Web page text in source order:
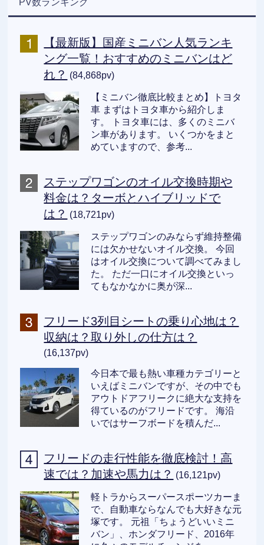
PV数ランキング
【最新版】国産ミニバン人気ランキ
ング一覧！おすすめのミニバンはど
れ？ (84,868pv)
【ミニバン徹底比較まとめ】トヨタ
車 まずはトヨタ車から紹介しま
す。 トヨタ車には、多くのミニバ
ン車があります。 いくつかをまと
めていますので、参考...
ステップワゴンのオイル交換時期や
料金は？ターボとハイブリッドで
は？ (18,721pv)
ステップワゴンのみならず維持整備
には欠かせないオイル交換。 今回
はオイル交換について調べてみまし
た。 ただ一口にオイル交換といっ
てもなかなかに奥が深...
フリード3列目シートの乗り心地は？
収納は？取り外しの仕方は？
(16,137pv)
今日本で最も熱い車種カテゴリーと
いえばミニバンですが、その中でも
アウトドアフリークに絶大な支持を
得ているのがフリードです。 海沿
いではサーフボードを積んだ...
フリードの走行性能を徹底検討！高
速では？加速や馬力は？ (16,121pv)
軽トラからスーパースポーツカーま
で、自動車ならなんでも大好きな元
塚です。 元祖「ちょうどいいミニ
バン」、ホンダフリード、2016年